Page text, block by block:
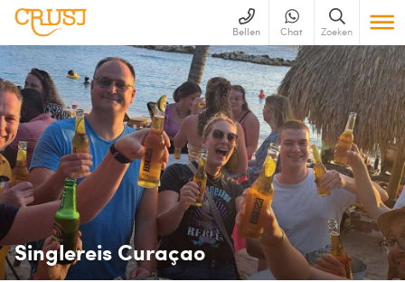
Bellen Chat Zoeken
Singlereis Curaçao